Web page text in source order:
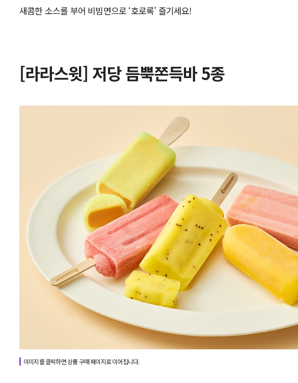
새콤한 소스를 부어 비빔면으로 ‘호로록’ 즐기세요!
[라라스윗] 저당 듬뿍쫀득바 5종
이미지를 클릭하면 상품 구매 페이지로 이어집니다.